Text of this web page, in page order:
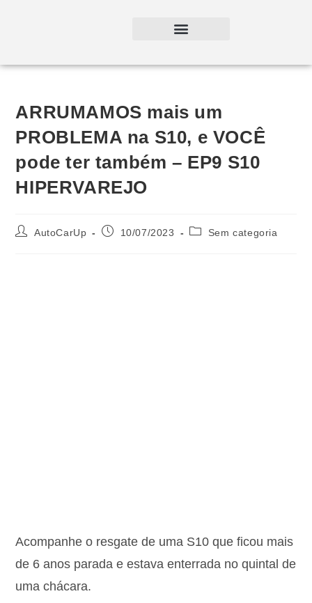
ARRUMAMOS mais um
PROBLEMA na S10, e VOCÊ
pode ter também – EP9 S10
HIPERVAREJO
AutoCarUp 10/07/2023 Sem categoria
Acompanhe o resgate de uma S10 que ficou mais
de 6 anos parada e estava enterrada no quintal de
uma chácara.